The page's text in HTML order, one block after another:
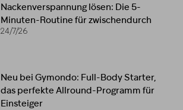
Nackenverspannung lösen: Die 5-
Minuten-Routine für zwischendurch
24/7/26
Neu bei Gymondo: Full-Body Starter,
das perfekte Allround-Programm für
Einsteiger